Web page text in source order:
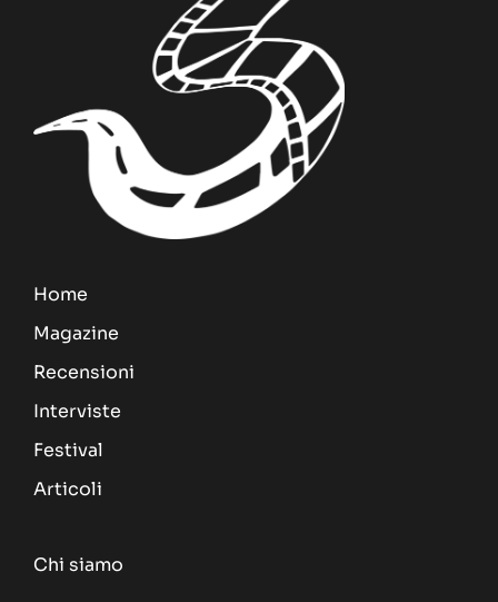
Home
Magazine
Recensioni
Interviste
Festival
Articoli
Chi siamo